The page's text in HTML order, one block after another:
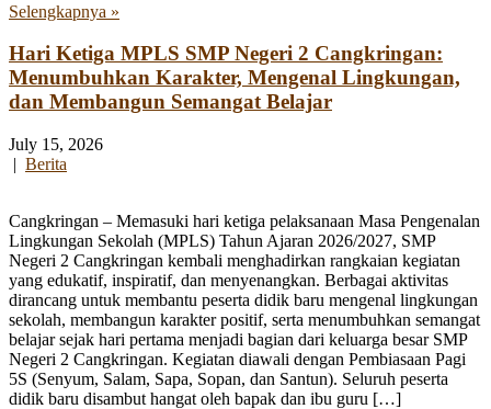
Selengkapnya »
Hari Ketiga MPLS SMP Negeri 2 Cangkringan:
Menumbuhkan Karakter, Mengenal Lingkungan,
dan Membangun Semangat Belajar
July 15, 2026
| Berita
Cangkringan – Memasuki hari ketiga pelaksanaan Masa Pengenalan
Lingkungan Sekolah (MPLS) Tahun Ajaran 2026/2027, SMP
Negeri 2 Cangkringan kembali menghadirkan rangkaian kegiatan
yang edukatif, inspiratif, dan menyenangkan. Berbagai aktivitas
dirancang untuk membantu peserta didik baru mengenal lingkungan
sekolah, membangun karakter positif, serta menumbuhkan semangat
belajar sejak hari pertama menjadi bagian dari keluarga besar SMP
Negeri 2 Cangkringan. Kegiatan diawali dengan Pembiasaan Pagi
5S (Senyum, Salam, Sapa, Sopan, dan Santun). Seluruh peserta
didik baru disambut hangat oleh bapak dan ibu guru […]